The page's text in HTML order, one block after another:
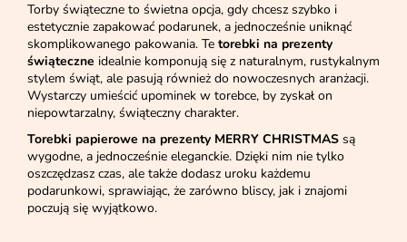
Torby świąteczne to świetna opcja, gdy chcesz szybko i
estetycznie zapakować podarunek, a jednocześnie uniknąć
skomplikowanego pakowania. Te torebki na prezenty
świąteczne idealnie komponują się z naturalnym, rustykalnym
stylem świąt, ale pasują również do nowoczesnych aranżacji.
Wystarczy umieścić upominek w torebce, by zyskał on
niepowtarzalny, świąteczny charakter.
Torebki papierowe na prezenty MERRY CHRISTMAS są
wygodne, a jednocześnie eleganckie. Dzięki nim nie tylko
oszczędzasz czas, ale także dodasz uroku każdemu
podarunkowi, sprawiając, że zarówno bliscy, jak i znajomi
poczują się wyjątkowo.